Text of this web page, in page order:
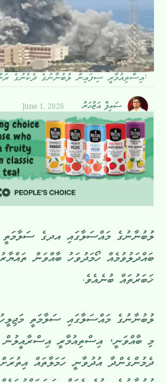
އިސްތިއުމާރީ ސިފައިން ލުބުނާނުގެ ދެކުނުގެ ރަށްތަކަށް ބޮންއަޅަނީ:
ސައިފް އަޒުހަރު June 1, 2026
ލުބުނާނުގެ މައްސަލާގައި އދގެ ސަލާމަތީ
ބައްދަލުވުމެއް ހޯމަދުވަހު ބާއްވަން
ޚަބަރުތައް ބުނެއެވެ.
ލުބުނާނުގެ މައްސަލާގައި ސަލާމަތީ
މި ބާއްވަނީ، އިސްތިއުމާރީ
ދެމުންގެންދާ އުދުވާނީ ހަމަލާތައް